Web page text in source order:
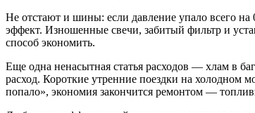
Не отстают и шины: если давление упало всего
эффект. Изношенные свечи, забитый фильтр и
способ экономить.
Еще одна ненасытная статья расходов — хлам в
расход. Короткие утренние поездки на холодном
попало», экономия закончится ремонтом —